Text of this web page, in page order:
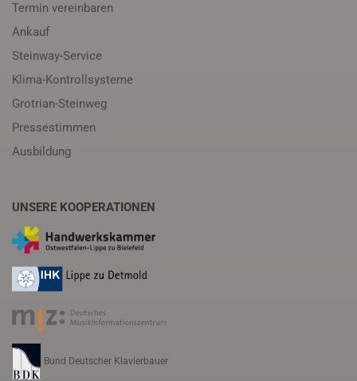
Termin vereinbaren
Ankauf
Steinway-Service
Klima-Kontrollsysteme
Grotrian-Steinweg
Pressestimmen
Ausbildung
UNSERE KOOPERATIONEN
Bund Deutscher Klavierbauer